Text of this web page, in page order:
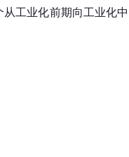
工业化前期向工业化中